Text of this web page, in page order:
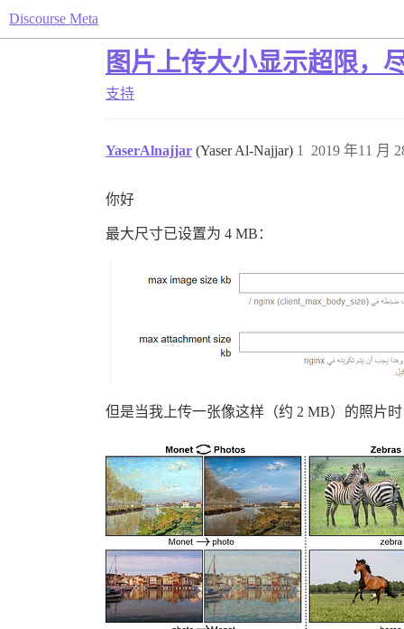
Discourse Meta
图片上传大小显示超限，
支持
YaserAlnajjar (Yaser Al-Najjar) 2019 年11 月
1
你好
最大尺寸已设置为 4 MB：
但是当我上传一张像这样（约 2 MB）的照片